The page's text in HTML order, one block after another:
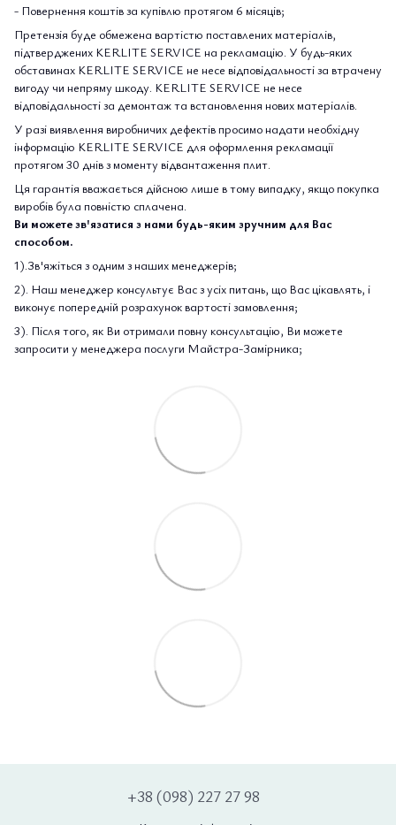
- Повернення коштів за купівлю протягом 6 місяців;
Претензія буде обмежена вартістю поставлених матеріалів,
підтверджених KERLITE SERVICE на рекламацію. У будь-яких
обставинах KERLITE SERVICE не несе відповідальності за втрачену
вигоду чи непряму шкоду. KERLITE SERVICE не несе
відповідальності за демонтаж та встановлення нових матеріалів.
У разі виявлення виробничих дефектів просимо надати необхідну
інформацію KERLITE SERVICE для оформлення рекламації
протягом 30 днів з моменту відвантаження плит.
Ця гарантія вважається дійсною лише в тому випадку, якщо покупка
виробів була повністю сплачена.
Ви можете зв'язатися з нами будь-яким зручним для Вас
способом.
1).Зв'яжіться з одним з наших менеджерів;
2). Наш менеджер консультує Вас з усіх питань, що Вас цікавлять, і
виконує попередній розрахунок вартості замовлення;
3). Після того, як Ви отримали повну консультацію, Ви можете
запросити у менеджера послуги Майстра-Замірника;
+38 (098) 227 27 98